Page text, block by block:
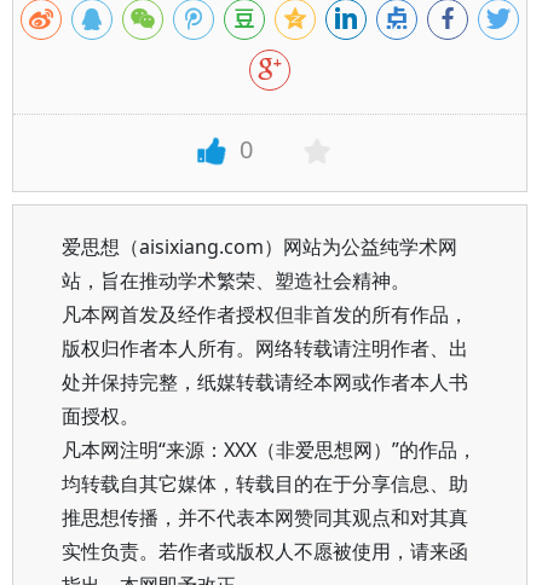
0
爱思想（aisixiang.com）网站为公益纯学术网
站，旨在推动学术繁荣、塑造社会精神。
凡本网首发及经作者授权但非首发的所有作品，
版权归作者本人所有。网络转载请注明作者、出
处并保持完整，纸媒转载请经本网或作者本人书
面授权。
凡本网注明“来源：XXX（非爱思想网）”的作品，
均转载自其它媒体，转载目的在于分享信息、助
推思想传播，并不代表本网赞同其观点和对其真
实性负责。若作者或版权人不愿被使用，请来函